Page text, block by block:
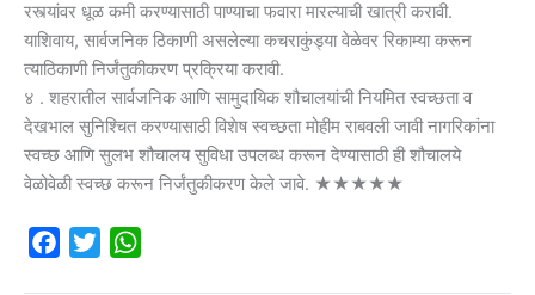
रस्त्यांवर धूळ कमी करण्यासाठी पाण्याचा फवारा मारल्याची खात्री करावी.
याशिवाय, सार्वजनिक ठिकाणी असलेल्या कचराकुंड्या वेळेवर रिकाम्या करून
त्याठिकाणी निर्जंतुकीकरण प्रक्रिया करावी.
४ . शहरातील सार्वजनिक आणि सामुदायिक शौचालयांची नियमित स्वच्छता व
देखभाल सुनिश्चित करण्यासाठी विशेष स्वच्छता मोहीम राबवली जावी नागरिकांना
स्वच्छ आणि सुलभ शौचालय सुविधा उपलब्ध करून देण्यासाठी ही शौचालये
वेळोवेळी स्वच्छ करून निर्जंतुकीकरण केले जावे. ★★★★★